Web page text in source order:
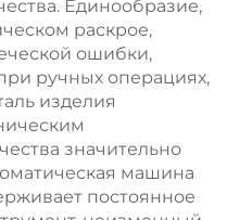
Единообразие,
раскрое,
ошибки,
ручных операциях,
изделия
значительно
машина
постоянное